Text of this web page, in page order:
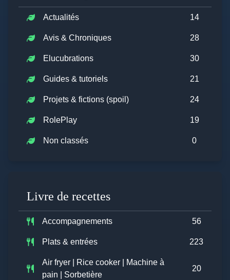
Actualités 14
Avis & Chroniques 28
Elucubrations 30
Guides & tutoriels 21
Projets & fictions (spoil) 24
RolePlay 19
Non classés 0
Livre de recettes
Accompagnements 56
Plats & entrées 223
Air fryer | Rice cooker | Machine à
pain | Sorbetière
20